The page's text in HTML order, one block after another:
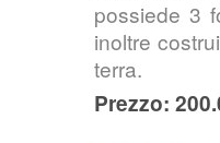
possiede 3
inoltre
terra.
Prezzo: